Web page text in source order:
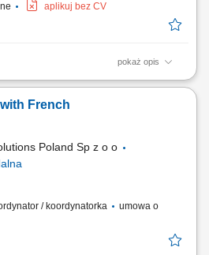
aplikuj bez CV
pokaż opis
czynności higieniczno-
temperatura, poziom cukru), realizacja
procedurami, wsparcie seniorów w
French
Poland Sp z o o
/ koordynatorka
umowa o